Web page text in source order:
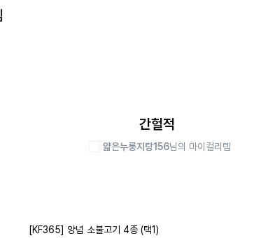
간헐적
얇은누룽지탕156님의 마이컬리템
[KF365] 양념 소불고기 4종 (택1)